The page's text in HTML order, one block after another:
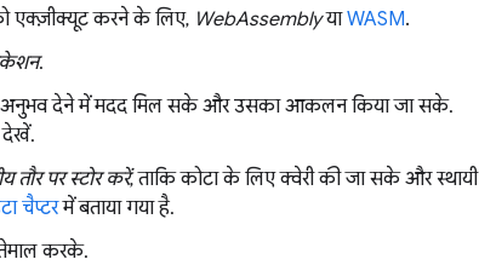
एक्ज़ीक्यूट करने के लिए, WebAssemblyयाWASM.
.
अनुभव देने में मदद मिल सके और उसका आकलन किया जा सके.
देखें.
तौर पर स्टोर करें, ताकि कोटा के लिए क्वेरी की जा सके और स्थायी
चैप्टरमें बताया गया है.
करके.